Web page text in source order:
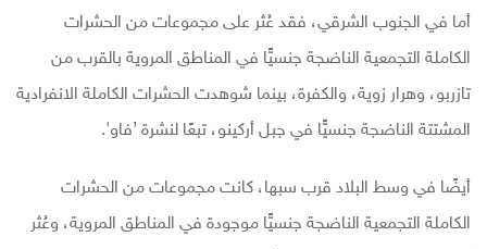
أما في الجنوب الشرقي، فقد عُثر على مجموعات من الحشرات
الكاملة التجمعية الناضجة جنسيًّا في المناطق المروية بالقرب من
تازربو، وهرار زوية، والكفرة، بينما شوهدت الحشرات الكاملة الانفرادية
المشتتة الناضجة جنسيًّا في جبل أركينو، تبعًا لنشرة ’فاو'.
أيضًا في وسط البلاد قرب سبها، كانت مجموعات من الحشرات
الكاملة التجمعية الناضجة جنسيًّا موجودة في المناطق المروية، وعُثر